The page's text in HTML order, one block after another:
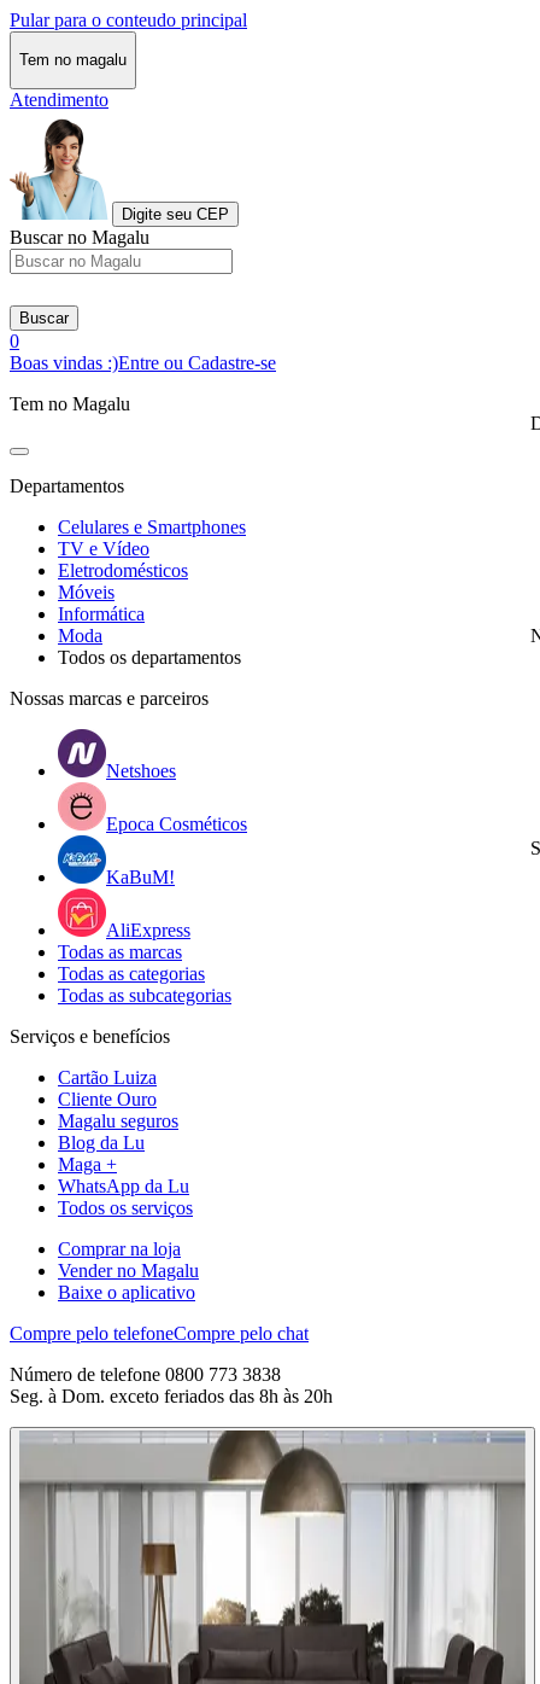
Pular para o conteudo principal
Tem no magalu
Atendimento
Digite seu CEP
Buscar no Magalu
Buscar
0
Boas vindas :)Entre ou Cadastre-se
Tem no Magalu
Departamentos
Celulares e Smartphones
TV e Vídeo
Eletrodomésticos
Móveis
Informática
Moda
Todos os departamentos
Nossas marcas e parceiros
Netshoes
Epoca Cosméticos
KaBuM!
AliExpress
Todas as marcas
Todas as categorias
Todas as subcategorias
Serviços e benefícios
Cartão Luiza
Cliente Ouro
Magalu seguros
Blog da Lu
Maga +
WhatsApp da Lu
Todos os serviços
Comprar na loja
Vender no Magalu
Baixe o aplicativo
Compre pelo telefoneCompre pelo chat
Número de telefone 0800 773 3838
Seg. à Dom. exceto feriados das 8h às 20h